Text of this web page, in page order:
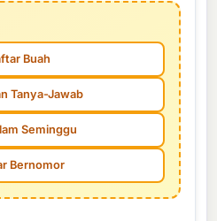
Buah
Tanya-Jawab
Seminggu
Bernomor